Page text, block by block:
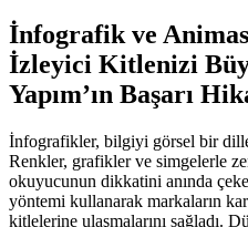
İnfografik ve
İzleyici Kitlenizi
Yapım’ın Başarı
İnfografikler, bilgiyi görsel bir
Renkler, grafikler ve simgelerle
okuyucunun dikkatini anında
yöntemi kullanarak markaların
kitlelerine ulaşmalarını sağladı.